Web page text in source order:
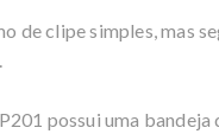
de clipe simples, mas
possui uma